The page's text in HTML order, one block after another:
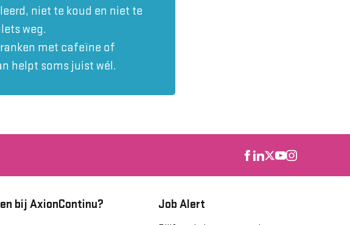
niet te koud en niet te
weg.
met cafeïne of
helpt soms juist wél.
bij AxionContinu? Job Alert